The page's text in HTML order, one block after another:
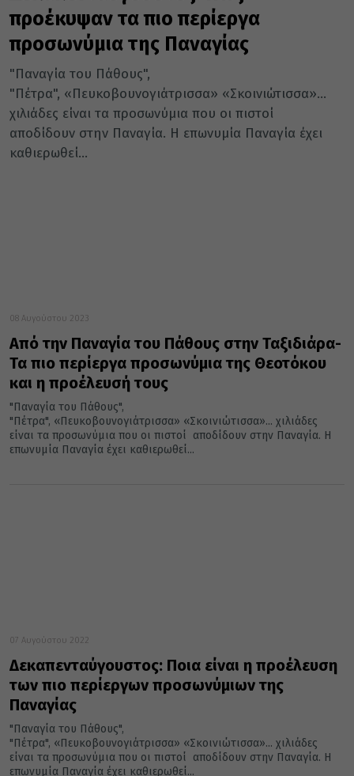
προέκυψαν τα πιο περίεργα
προσωνύμια της Παναγίας
"Παναγία του Πάθους",
"Πέτρα", «Πευκοβουνογιάτρισσα» «Σκοινιώτισσα»...
χιλιάδες είναι τα προσωνύμια που οι πιστοί
αποδίδουν στην Παναγία. Η επωνυμία Παναγία έχει
καθιερωθεί...
08 Αυγούστου 2023
Από την Παναγία του Πάθους στην Ταξιδιάρα-
Τα πιο περίεργα προσωνύμια της Θεοτόκου
και η προέλευσή τους
"Παναγία του Πάθους",
"Πέτρα", «Πευκοβουνογιάτρισσα» «Σκοινιώτισσα»... χιλιάδες
είναι τα προσωνύμια που οι πιστοί αποδίδουν στην Παναγία. Η
επωνυμία Παναγία έχει καθιερωθεί...
07 Αυγούστου 2022
Δεκαπενταύγουστος: Ποια είναι η προέλευση
των πιο περίεργων προσωνύμιων της
Παναγίας
"Παναγία του Πάθους",
"Πέτρα", «Πευκοβουνογιάτρισσα» «Σκοινιώτισσα»... χιλιάδες
είναι τα προσωνύμια που οι πιστοί αποδίδουν στην Παναγία. Η
επωνυμία Παναγία έχει καθιερωθεί...